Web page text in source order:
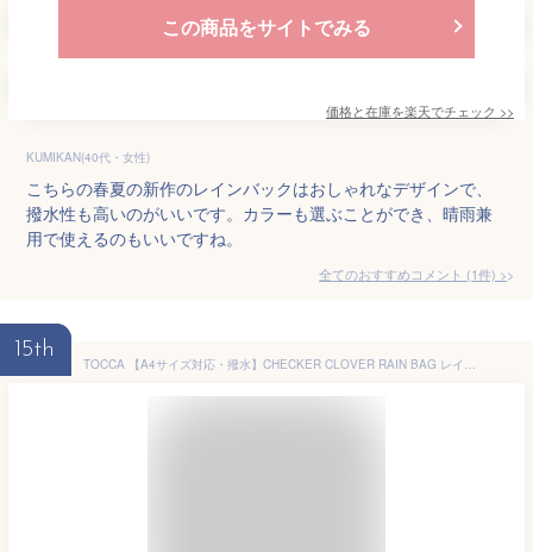
この商品をサイトでみる
価格と在庫を楽天でチェック >>
KUMIKAN(40代・女性)
こちらの春夏の新作のレインバックはおしゃれなデザインで、
撥水性も高いのがいいです。カラーも選ぶことができ、晴雨兼
用で使えるのもいいですね。
全てのおすすめコメント (1件) >
15th
TOCCA 【A4サイズ対応・撥水】CHECKER CLOVER RAIN BAG レインバッグ トッカ バッグ トートバッグ グレー ブラック【送料無料】